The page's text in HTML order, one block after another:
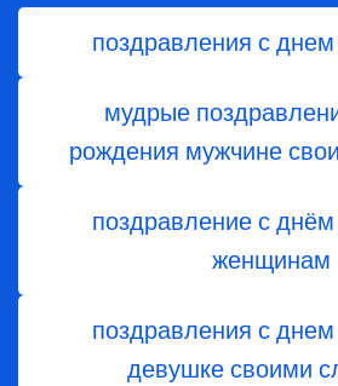
поздравления с
мудрые
рождения мужчине
поздравление с
женщинам
поздравления с
девушке своими